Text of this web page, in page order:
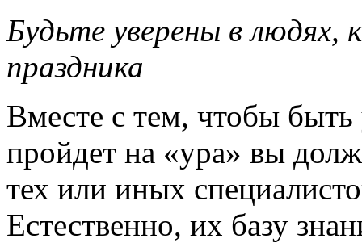
Будьте уверены в людях,
праздника
Вместе с тем, чтобы
пройдет на «ура» вы
тех или иных
Естественно, их базу